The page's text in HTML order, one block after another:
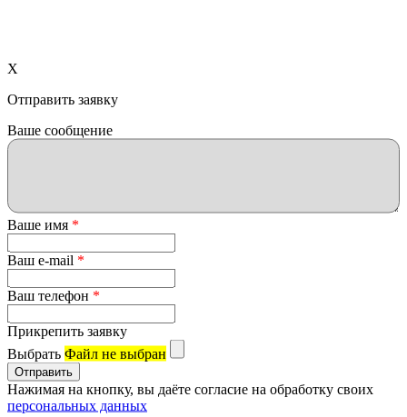
X
Отправить заявку
Ваше сообщение
Ваше имя *
Ваш e-mail *
Ваш телефон *
Прикрепить заявку
Выбрать Файл не выбран
Нажимая на кнопку, вы даёте согласие на обработку своих
персональных данных